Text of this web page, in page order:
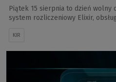
Piątek 15 sierpnia to dzień wolny
system rozliczeniowy Elixir,
KIR
a